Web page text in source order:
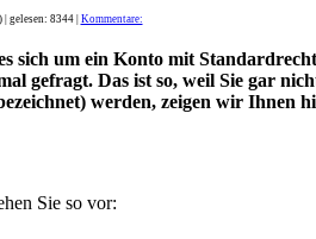
gelesen: 8344 | Kommentare:
sich um ein Konto mit
gefragt. Das ist so, weil Sie gar
werden, zeigen wir Ihnen
Sie so vor: